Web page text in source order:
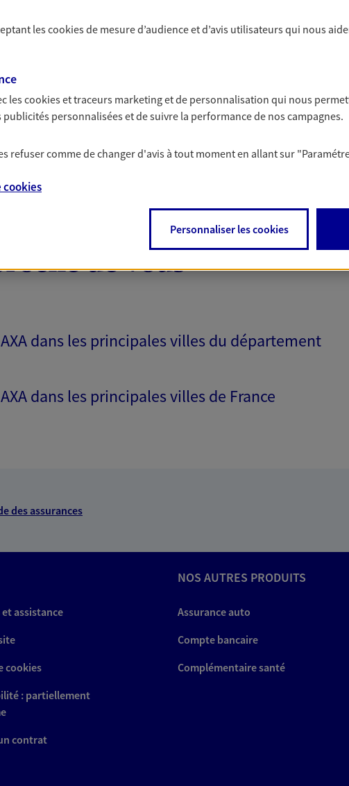
de vous
dans les principales villes du département
dans les principales villes de France
des assurances
et assistance
cookies
: partiellement
contrat
NOS AUTRES PRODUITS
Assurance auto
Compte bancaire
Complémentaire santé
lescookiesde mesure d’audience et d’avis utilisateurs qui nous
lescookies et traceurs marketing et de personnalisation qui nous
personnalisées et de suivre la performance de nos campagnes.
refuser comme de changer d'avis à tout moment en allant sur
cookies
Personnaliser les cookies